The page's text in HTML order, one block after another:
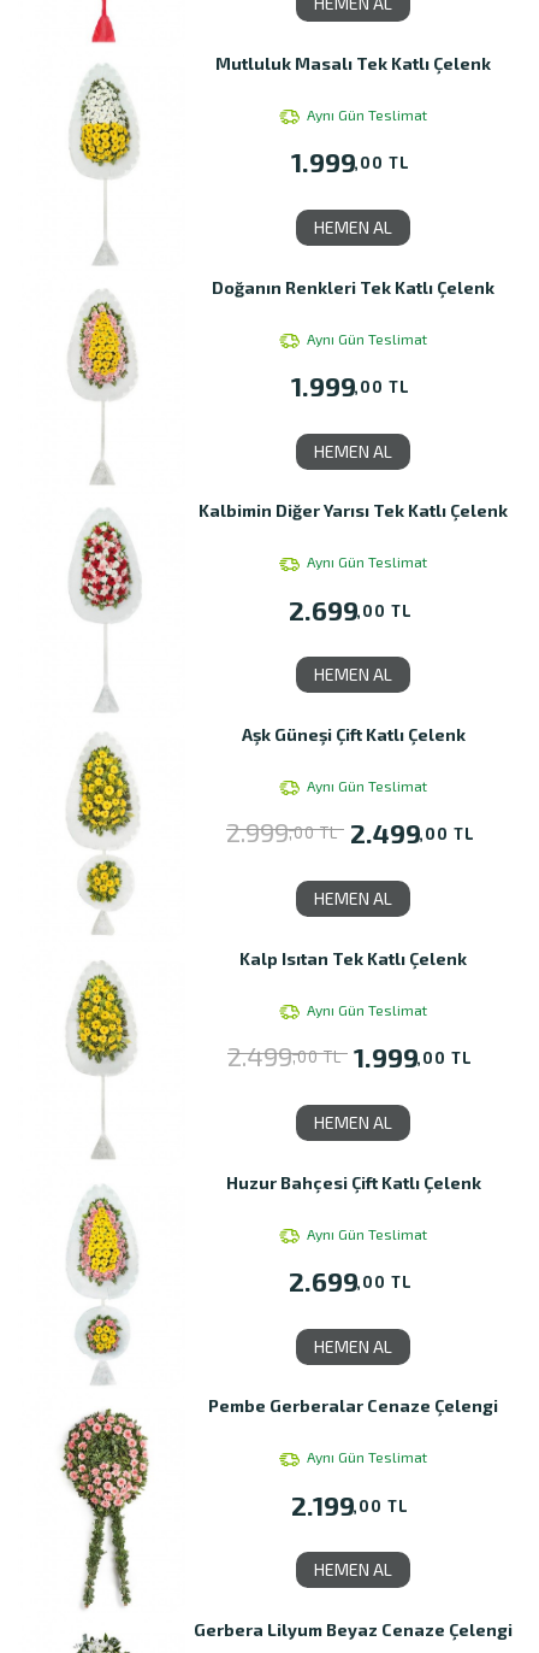
Mutluluk Masalı Tek Katlı Çelenk
Aynı Gün Teslimat
1.999,00 TL
HEMEN AL
Doğanın Renkleri Tek Katlı Çelenk
Aynı Gün Teslimat
1.999,00 TL
HEMEN AL
Kalbimin Diğer Yarısı Tek Katlı Çelenk
Aynı Gün Teslimat
2.699,00 TL
HEMEN AL
Aşk Güneşi Çift Katlı Çelenk
Aynı Gün Teslimat
2.999,00 TL 2.499,00 TL
HEMEN AL
Kalp Isıtan Tek Katlı Çelenk
Aynı Gün Teslimat
2.499,00 TL 1.999,00 TL
HEMEN AL
Huzur Bahçesi Çift Katlı Çelenk
Aynı Gün Teslimat
2.699,00 TL
HEMEN AL
Pembe Gerberalar Cenaze Çelengi
Aynı Gün Teslimat
2.199,00 TL
HEMEN AL
Gerbera Lilyum Beyaz Cenaze Çelengi